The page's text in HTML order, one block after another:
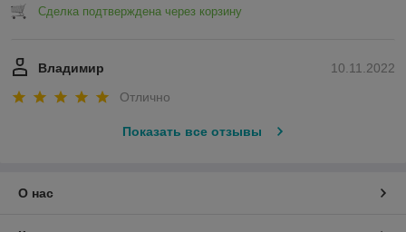
Сделка подтверждена через корзину
10.11.2022
Владимир
Отлично
Показать все отзывы
О нас